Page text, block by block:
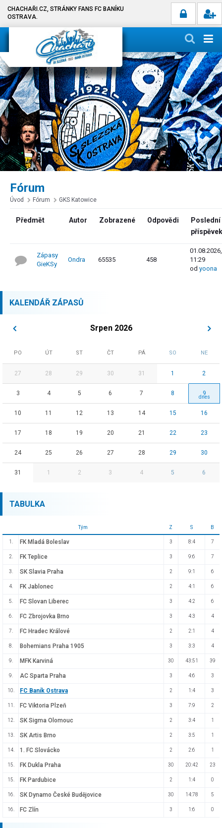
CHACHAŘI.CZ, STRÁNKY FANS FC BANÍKU
OSTRAVA.
Fórum
Úvod Fórum GKS Katowice
Předmět Autor Zobrazené Odpovědi
Poslední
příspěvek
Zápasy
GieKSy
Ondra 65535 458
01.08.2026,
11:29
od yoona
KALENDÁŘ ZÁPASŮ
Srpen 2026
PO ÚT ST ČT PÁ SO NE
27 28 29 30 31 1 2
3 4 5 6 7 8 9
10 11 12 13 14 15 16
17 18 19 20 21 22 23
24 25 26 27 28 29 30
31 1 2 3 4 5 6
TABULKA
Tým Z S B
1. FK Mladá Boleslav 3 8:4 7
2. FK Teplice 3 9:6 7
3. SK Slavia Praha 2 9:1 6
4. FK Jablonec 2 4:1 6
5. FC Slovan Liberec 3 4:2 6
6. FC Zbrojovka Brno 3 4:3 4
7. FC Hradec Králové 2 2:1 4
8. Bohemians Praha 1905 3 3:3 4
9. MFK Karviná 30 43:51 39
9. AC Sparta Praha 3 4:6 3
10. FC Baník Ostrava 2 1:4 3
11. FC Viktoria Plzeň 3 7:9 2
12. SK Sigma Olomouc 2 3:4 1
13. SK Artis Brno 2 3:5 1
14. 1. FC Slovácko 2 2:6 1
15. FK Dukla Praha 30 20:42 23
15. FK Pardubice 2 1:4 0
16. SK Dynamo České Budějovice 30 14:78 5
16. FC Zlín 3 1:6 0